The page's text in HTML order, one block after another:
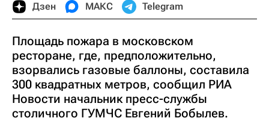
Дзен МАКС Telegram
Площадь пожара в московском
ресторане, где, предположительно,
взорвались газовые баллоны, составила
300 квадратных метров, сообщил РИА
Новости начальник пресс-службы
столичного ГУМЧС Евгений Бобылев.